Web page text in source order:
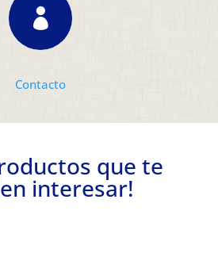

Contacto
que te
interesar!